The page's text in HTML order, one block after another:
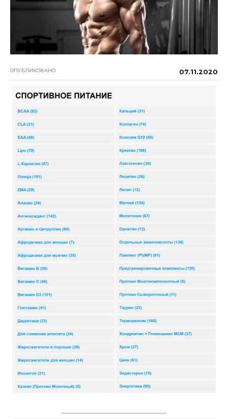
ОПУБЛИКОВАНО 07.11.2020